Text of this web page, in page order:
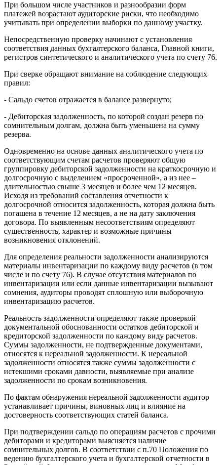
При большом числе участников и разнообразии форм
платежей возрастают аудиторские риски, что необходимо
учитывать при определении выборки по данному участку.
Непосредственную проверку начинают с установления
соответствия данных бухгалтерского баланса, Главной книги,
регистров синтетического и аналитического учета по счету 76.
При сверке обращают внимание на соблюдение следующих
правил:
- Сальдо счетов отражается в балансе развернуто;
- Дебиторская задолженность, по которой создан резерв по
сомнительным долгам, должна быть уменьшена на сумму
резерва.
Одновременно на основе данных аналитического учета по
соответствующим счетам расчетов проверяют общую
группировку дебиторской задолженности на краткосрочную и
долгосрочную с выделением «просроченной», а из нее –
длительностью свыше 3 месяцев и более чем 12 месяцев.
Исходя из требований составления отчетности к
долгосрочной относится задолженность, которая должна быть
погашена в течение 12 месяцев, а не на дату заключения
договора. По выявленным несоответствиям определяют
существенность, характер и возможные причины
возникновения отклонений.
Для определения реальности задолженности анализируются
материалы инвентаризации по каждому виду расчетов (в том
числе и по счету 76). В случае отсутствия материалов по
инвентаризации или если данные инвентаризации вызывают
сомнения, аудиторы проводят сплошную или выборочную
инвентаризацию расчетов.
Реальность задолженности определяют также проверкой
документальной обоснованности остатков дебиторской и
кредиторской задолженности по каждому виду расчетов.
Суммы задолженности, не подтвержденные документами,
относятся к нереальной задолженности. К нереальной
задолженности относятся также суммы задолженности с
истекшими сроками давности, выявляемые при анализе
задолженности по срокам возникновения.
По фактам обнаружения нереальной задолженности аудитор
устанавливает причины, виновных лиц и влияние на
достоверность соответствующих статей баланса.
При подтверждении сальдо по операциям расчетов с прочими
дебиторами и кредиторами выясняется наличие
сомнительных долгов. В соответствии с п.70 Положения по
ведению бухгалтерского учета и бухгалтерской отчетности в